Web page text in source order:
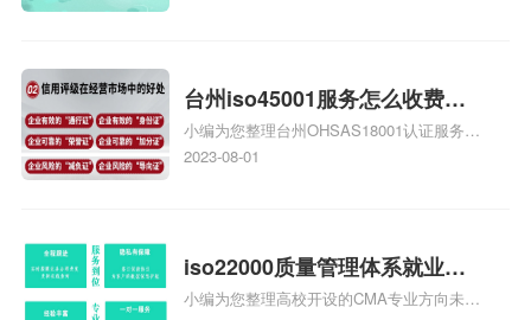
台州iso45001服务怎么收费，
台州iso45001认证服务怎么收
费
小编为您整理台州OHSAS18001认证服务中
心哪家收费便宜、台州ISO9000认证，哪个
标准是什么相关iso体系认证知识，详情可
查看下方正文！
2023-08-01
iso22000质量管理体系就业方
向，质量管理与认证就业方向
小编为您整理高校开设的CMA专业方向未来